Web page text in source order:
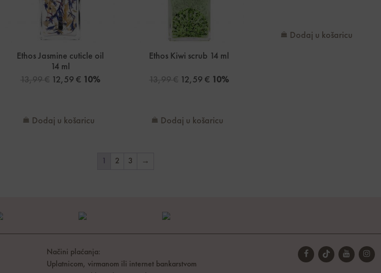
Ethos Jasmine cuticle oil
14 ml
13,99€ 12,59 € 10%
Dodaj u košaricu
Ethos Kiwi scrub 14 ml
13,99€ 12,59€ 10%
Dodaj u košaricu
Dodaj u košaricu
2 3 →
Načini plaćanja:
Uplatnicom, virmanom ili internet bankarstvom